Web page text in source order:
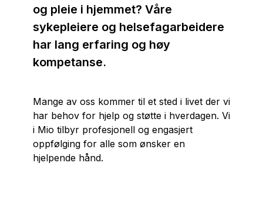
og pleie i hjemmet? Våre
sykepleiere og helsefagarbeidere
har lang erfaring og høy
kompetanse.
Mange av oss kommer til et sted i livet der vi
har behov for hjelp og støtte i hverdagen. Vi
i Mio tilbyr profesjonell og engasjert
oppfølging for alle som ønsker en
hjelpende hånd.